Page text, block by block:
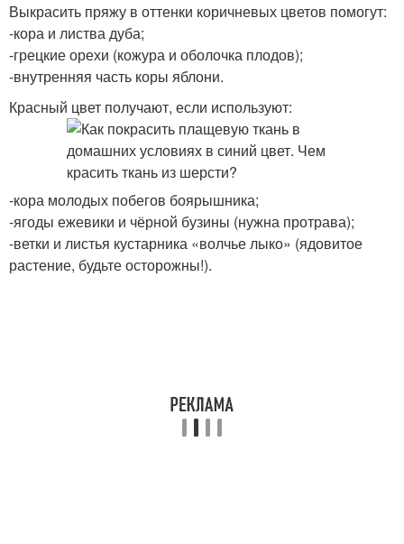
Выкрасить пряжу в оттенки коричневых цветов помогут:
-кора и листва дуба;
-грецкие орехи (кожура и оболочка плодов);
-внутренняя часть коры яблони.
Красный цвет получают, если используют:
-кора молодых побегов боярышника;
-ягоды ежевики и чёрной бузины (нужна протрава);
-ветки и листья кустарника «волчье лыко» (ядовитое
растение, будьте осторожны!).